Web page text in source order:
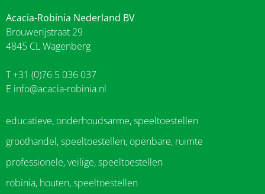
Acacia-Robinia Nederland BV
Brouwerijstraat 29
4845 CL Wagenberg
T +31 (0)76 5 036 037
E info@acacia-robinia.nl
educatieve, onderhoudsarme, speeltoestellen
groothandel, speeltoestellen, openbare, ruimte
professionele, veilige, speeltoestellen
robinia, houten, speeltoestellen